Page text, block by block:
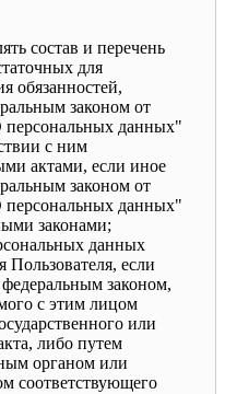
состав и перечень
для
обязанностей,
законом от
данных"
с ним
актами, если иное
законом от
данных"
законами;
данных
Пользователя, если
законом,
с этим лицом
или
либо путем
органом или
соответствующего